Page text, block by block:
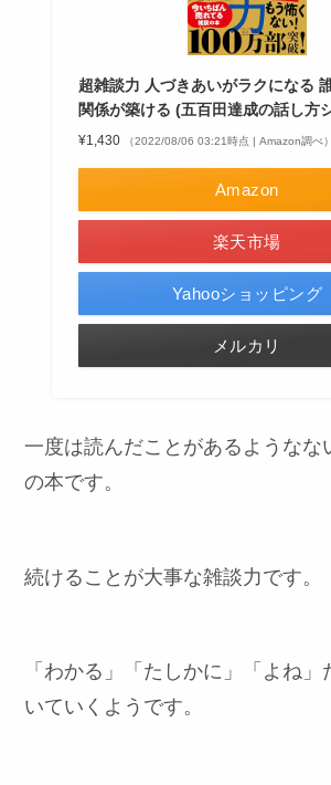
超雑談力 人づきあいがラクになる
関係が築ける (五百田達成の話し方
¥1,430 （2022/08/06 03:21時点 | Amazon調べ）
Amazon
楽天市場
Yahooショッピング
メルカリ
一度は読んだことがあるようなな
の本です。
続けることが大事な雑談力です。
「わかる」「たしかに」「よね
いていくようです。